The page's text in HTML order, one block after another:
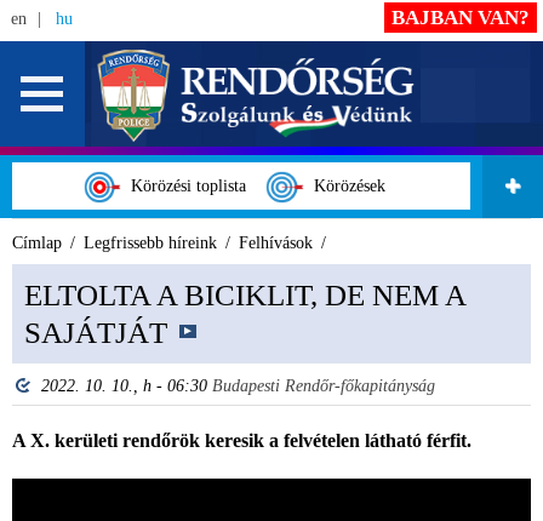
en hu
Körözési toplista Körözések
BAJBAN VAN?
Címlap Legfrissebb híreink Felhívások
ELTOLTA A BICIKLIT, DE NEM A
SAJÁTJÁT
2022. 10. 10., h - 06:30 Budapesti Rendőr-főkapitányság
A X. kerületi rendőrök keresik a felvételen látható férfit.